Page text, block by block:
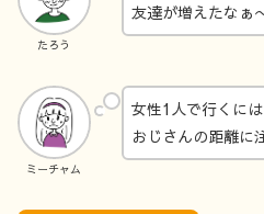
たろう
友達が増えたなぁ
ミーチャム
女性1人で行くに
おじさんの距離に